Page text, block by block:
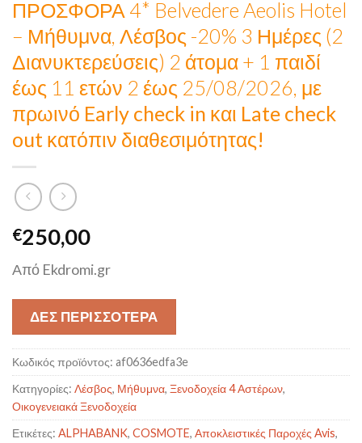
ΠΡΟΣΦΟΡΑ 4* Belvedere Aeolis Hotel
– Μήθυμνα, Λέσβος -20% 3 Ημέρες (2
Διανυκτερεύσεις) 2 άτομα + 1 παιδί
έως 11 ετών 2 έως 25/08/2026, με
πρωινό Early check in και Late check
out κατόπιν διαθεσιμότητας!
€250,00
Από Ekdromi.gr
ΔΕΣ ΠΕΡΙΣΣΟΤΕΡΑ
Κωδικός προϊόντος: af0636edfa3e
Κατηγορίες: Λέσβος, Μήθυμνα, Ξενοδοχεία 4 Αστέρων,
Οικογενειακά Ξενοδοχεία
Ετικέτες: ALPHABANK, COSMOTE, Αποκλειστικές Παροχές Avis,